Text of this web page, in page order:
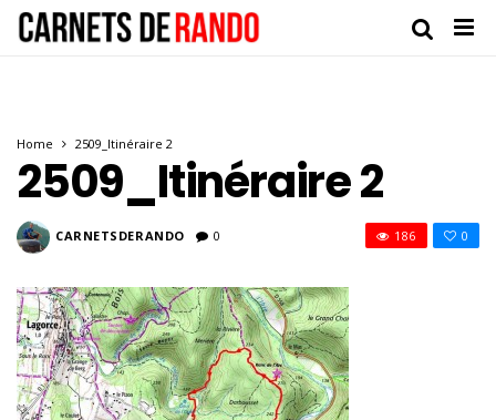
Home 2509_Itinéraire 2
2509_Itinéraire 2
CARNETSDERANDO 0 0
186